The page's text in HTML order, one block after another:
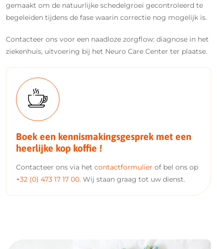
gemaakt om de natuurlijke schedelgroei gecontroleerd te
begeleiden tijdens de fase waarin correctie nog mogelijk is.
Contacteer ons voor een naadloze zorgflow: diagnose in het
ziekenhuis, uitvoering bij het Neuro Care Center ter plaatse.
Boek een kennismakingsgesprek met een
heerlijke kop koffie !
Contacteer ons via het contactformulier of bel ons op
+32 (0) 473 17 17 00. Wij staan graag tot uw dienst.